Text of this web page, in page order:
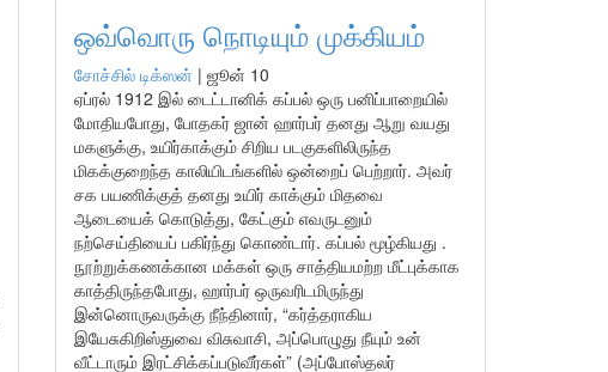
ஒவ்வொரு நொடியும் முக்கியம்
சோச்சில் டிக்ஸன் | ஜூன் 10
ஏப்ரல் 1912 இல் டைட்டானிக் கப்பல் ஒரு பனிப்பாறையில்
மோதியபோது, போதகர் ஜான் ஹார்பர் தனது ஆறு வயது
மகளுக்கு, உயிர்காக்கும் சிறிய படகுகளிலிருந்த
மிகக்குறைந்த காலியிடங்களில் ஒன்றைப் பெற்றார். அவர்
சக பயணிக்குத் தனது உயிர் காக்கும் மிதவை
ஆடையைக் கொடுத்து, கேட்கும் எவருடனும்
நற்செய்தியைப் பகிர்ந்து கொண்டார். கப்பல் மூழ்கியது .
நூற்றுக்கணக்கான மக்கள் ஒரு சாத்தியமற்ற மீட்புக்காக
காத்திருந்தபோது, ஹார்பர் ஒருவரிடமிருந்து
இன்னொருவருக்கு நீந்தினார், “கர்த்தராகிய
இயேசுகிறிஸ்துவை விசுவாசி, அப்பொழுது நீயும் உன்
வீட்டாரும் இரட்சிக்கப்படுவீர்கள்” (அப்போஸ்தலர்